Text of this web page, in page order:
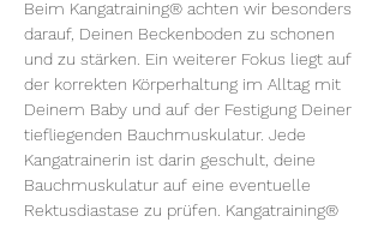
Beim Kangatraining® achten wir besonders
darauf, Deinen Beckenboden zu schonen
und zu stärken. Ein weiterer Fokus liegt auf
der korrekten Körperhaltung im Alltag mit
Deinem Baby und auf der Festigung Deiner
tiefliegenden Bauchmuskulatur. Jede
Kangatrainerin ist darin geschult, deine
Bauchmuskulatur auf eine eventuelle
Rektusdiastase zu prüfen. Kangatraining®